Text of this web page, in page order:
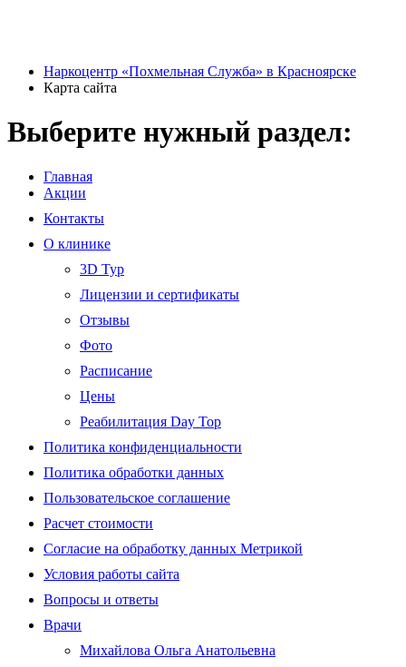
Наркоцентр «Похмельная Служба» в Красноярске
Карта сайта
Выберите нужный раздел:
Главная
Акции
Контакты
О клинике
3D Тур
Лицензии и сертификаты
Отзывы
Фото
Расписание
Цены
Реабилитация Day Top
Политика конфиденциальности
Политика обработки данных
Пользовательское соглашение
Расчет стоимости
Согласие на обработку данных Метрикой
Условия работы сайта
Вопросы и ответы
Врачи
Михайлова Ольга Анатольевна